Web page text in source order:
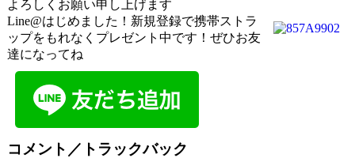
よろしくお願い申し上げます
Line@はじめました！新規登録で携帯ストラ
ップをもれなくプレゼント中です！ぜひお友
達になってね
コメント／トラックバック